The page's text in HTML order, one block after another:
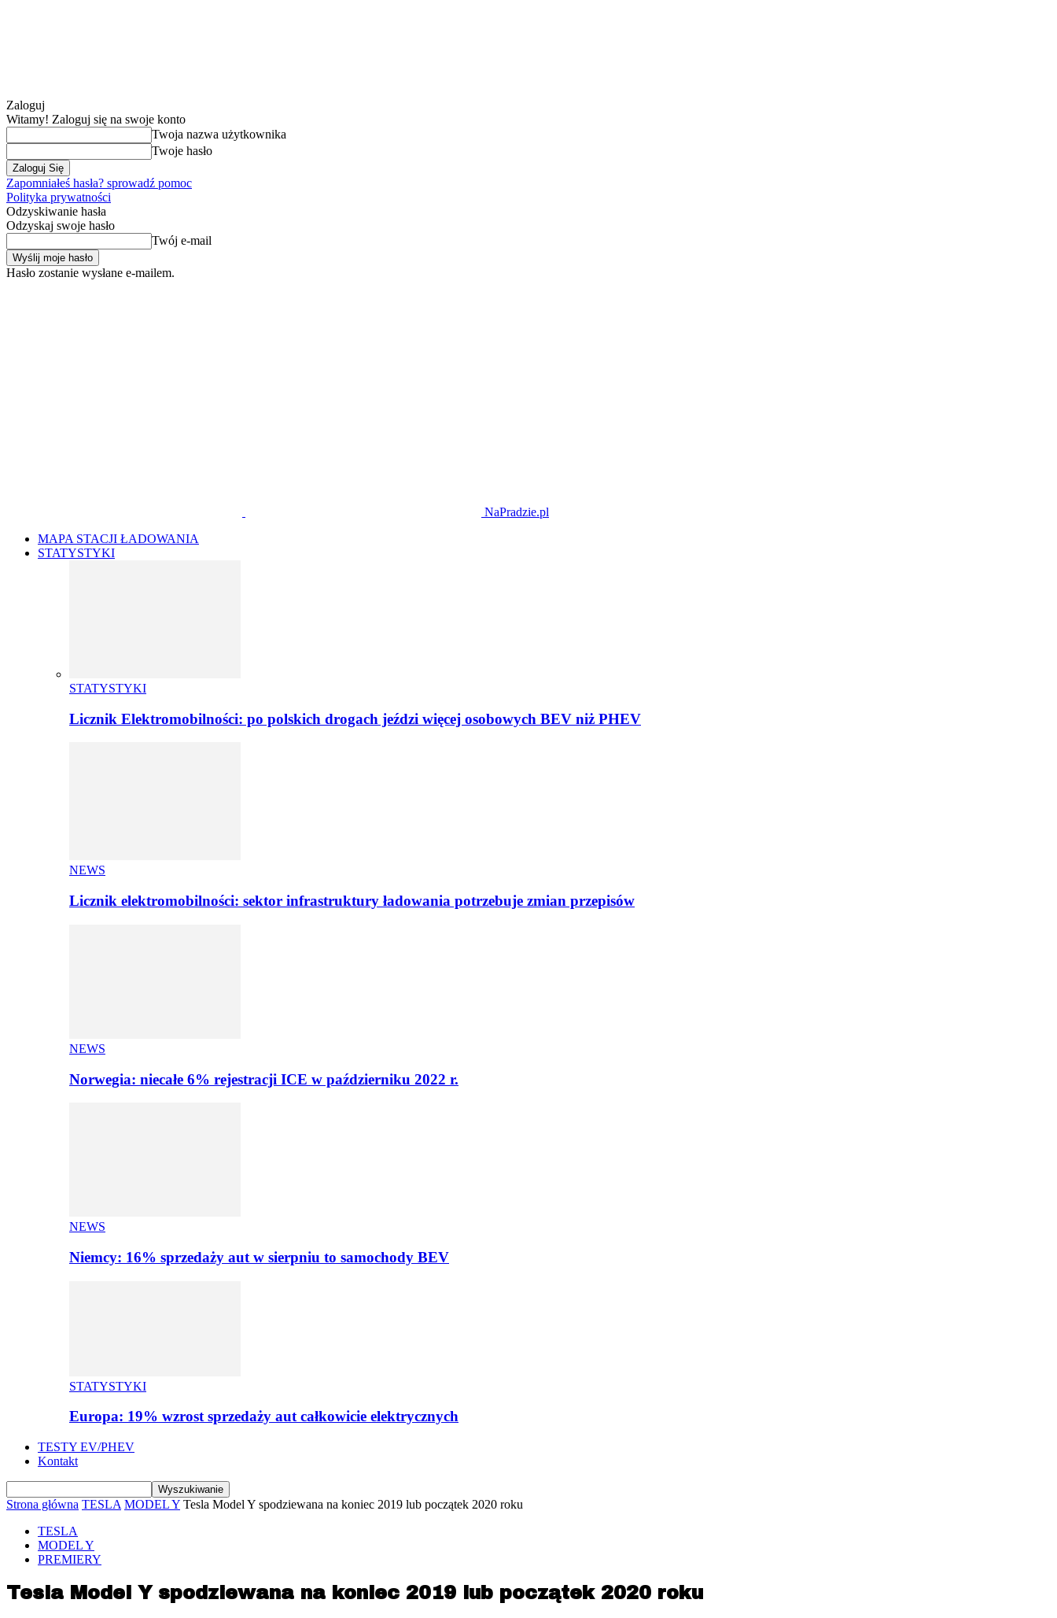
Zaloguj
Witamy! Zaloguj się na swoje konto
Twoja nazwa użytkownika
Twoje hasło
Zapomniałeś hasła? sprowadź pomoc
Polityka prywatności
Odzyskiwanie hasła
Odzyskaj swoje hasło
Twój e-mail
Hasło zostanie wysłane e-mailem.
NaPradzie.pl
MAPA STACJI ŁADOWANIA
STATYSTYKI
STATYSTYKI
Licznik Elektromobilności: po polskich drogach jeździ więcej osobowych BEV niż PHEV
NEWS
Licznik elektromobilności: sektor infrastruktury ładowania potrzebuje zmian przepisów
NEWS
Norwegia: niecałe 6% rejestracji ICE w październiku 2022 r.
NEWS
Niemcy: 16% sprzedaży aut w sierpniu to samochody BEV
STATYSTYKI
Europa: 19% wzrost sprzedaży aut całkowicie elektrycznych
TESTY EV/PHEV
Kontakt
Strona główna TESLA MODEL Y Tesla Model Y spodziewana na koniec 2019 lub początek 2020 roku
TESLA
MODEL Y
PREMIERY
Tesla Model Y spodziewana na koniec 2019 lub początek 2020 roku